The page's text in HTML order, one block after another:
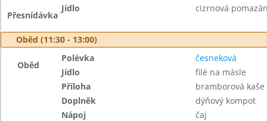
Přesnídávka
Jídlo cizrnová
Oběd (11:30 - 13:00)
Oběd
Polévka
česneková
Jídlo
filé na másle
Příloha
bramborová kaše
Doplněk
dýňový kompot
Nápoj
čaj